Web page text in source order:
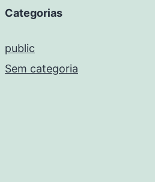
Categorias
public
Sem categoria